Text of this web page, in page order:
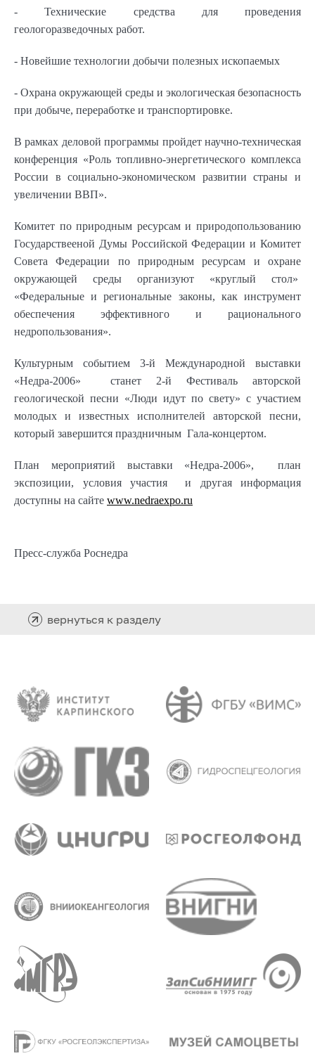
- Технические средства для проведения
геологоразведочных работ.
- Новейшие технологии добычи полезных ископаемых
- Охрана окружающей среды и экологическая безопасность
при добыче, переработке и транспортировке.
В рамках деловой программы пройдет научно-техническая
конференция «Роль топливно-энергетического комплекса
России в социально-экономическом развитии страны и
увеличении ВВП».
Комитет по природным ресурсам и природопользованию
Государствееной Думы Российской Федерации и Комитет
Совета Федерации по природным ресурсам и охране
окружающей среды организуют «круглый стол»
«Федеральные и региональные законы, как инструмент
обеспечения эффективного и рационального
недропользования».
Культурным событием 3-й Международной выставки
«Недра-2006» станет 2-й Фестиваль авторской
геологической песни «Люди идут по свету» с участием
молодых и известных исполнителей авторской песни,
который завершится праздничным Гала-концертом.
План мероприятий выставки «Недра-2006», план
экспозиции, условия участия и другая информация
доступны на сайте www.nedraexpo.ru
Пресс-служба Роснедра
вернуться к разделу